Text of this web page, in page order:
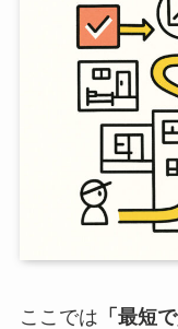
ここでは 「最短